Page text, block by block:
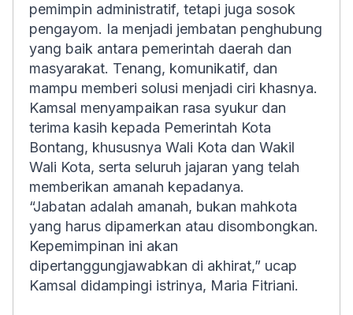
pemimpin administratif, tetapi juga sosok
pengayom. Ia menjadi jembatan penghubung
yang baik antara pemerintah daerah dan
masyarakat. Tenang, komunikatif, dan
mampu memberi solusi menjadi ciri khasnya.
Kamsal menyampaikan rasa syukur dan
terima kasih kepada Pemerintah Kota
Bontang, khususnya Wali Kota dan Wakil
Wali Kota, serta seluruh jajaran yang telah
memberikan amanah kepadanya.
“Jabatan adalah amanah, bukan mahkota
yang harus dipamerkan atau disombongkan.
Kepemimpinan ini akan
dipertanggungjawabkan di akhirat,” ucap
Kamsal didampingi istrinya, Maria Fitriani.